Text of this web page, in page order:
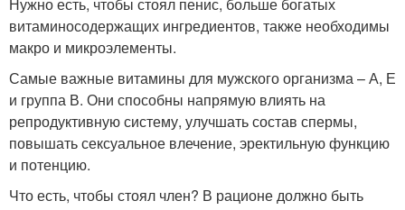
Нужно есть, чтобы стоял пенис, больше богатых
витаминосодержащих ингредиентов, также необходимы
макро и микроэлементы.
Самые важные витамины для мужского организма – А, Е
и группа В. Они способны напрямую влиять на
репродуктивную систему, улучшать состав спермы,
повышать сексуальное влечение, эректильную функцию
и потенцию.
Что есть, чтобы стоял член? В рационе должно быть